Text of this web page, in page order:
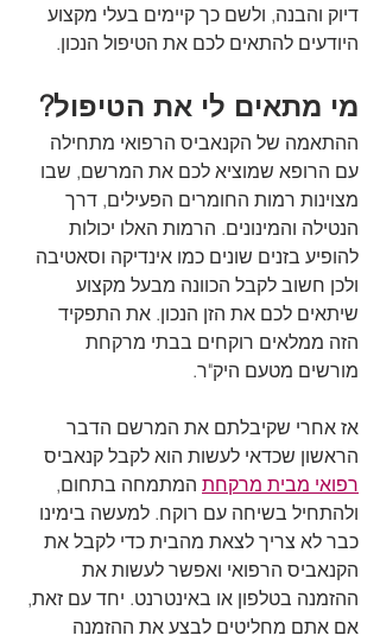
דיוק והבנה, ולשם כך קיימים בעלי מקצוע
היודעים להתאים לכם את הטיפול הנכון.
מי מתאים לי את הטיפול?
ההתאמה של הקנאביס הרפואי מתחילה
עם הרופא שמוציא לכם את המרשם, שבו
מצוינות רמות החומרים הפעילים, דרך
הנטילה והמינונים. הרמות האלו יכולות
להופיע בזנים שונים כמו אינדיקה וסאטיבה
ולכן חשוב לקבל הכוונה מבעל מקצוע
שיתאים לכם את הזן הנכון. את התפקיד
הזה ממלאים רוקחים בבתי מרקחת
מורשים מטעם היק"ר.
אז אחרי שקיבלתם את המרשם הדבר
הראשון שכדאי לעשות הוא לקבל קנאביס
רפואי מבית מרקחת המתמחה בתחום,
ולהתחיל בשיחה עם רוקח. למעשה בימינו
כבר לא צריך לצאת מהבית כדי לקבל את
הקנאביס הרפואי ואפשר לעשות את
ההזמנה בטלפון או באינטרנט. יחד עם זאת,
אם אתם מחליטים לבצע את ההזמנה